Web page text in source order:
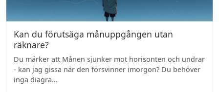
Kan du förutsäga månuppgången utan
räknare?
Du märker att Månen sjunker mot horisonten och undrar
- kan jag gissa när den försvinner imorgon? Du behöver
inga diagra...